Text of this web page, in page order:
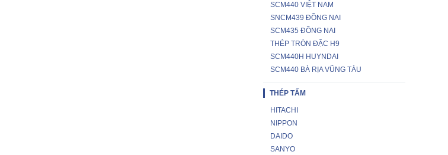
SCM440 VIỆT NAM
SNCM439 ĐỒNG NAI
SCM435 ĐỒNG NAI
THÉP TRÒN ĐẶC H9
SCM440H HUYNDAI
SCM440 BÀ RỊA VŨNG TÀU
THÉP TẤM
HITACHI
NIPPON
DAIDO
SANYO